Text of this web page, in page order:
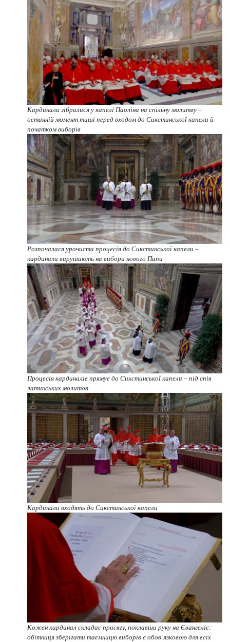
Кардинали зібралися у капелі Паоліна на спільну молитву –
останній момент тиші перед входом до Сикстинської капели й
початком виборів
Розпочалася урочиста процесія до Сикстинської капели –
кардинали вирушають на вибори нового Папи
Процесія кардиналів прямує до Сикстинської капели – під спів
латинських молитов
Кардинали входять до Сикстинської капели
Кожен кардинал складає присягу, поклавши руку на Євангеліє:
обітниця зберігати таємницю виборів є обов’язковою для всіх